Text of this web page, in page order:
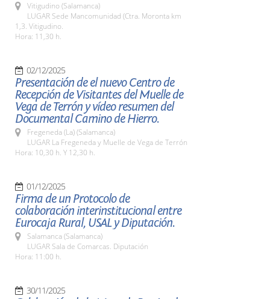
Vitigudino (Salamanca)
LUGAR Sede Mancomunidad (Ctra. Moronta km
1,3. Vitigudino.
Hora: 11,30 h.
02/12/2025
Presentación de el nuevo Centro de
Recepción de Visitantes del Muelle de
Vega de Terrón y vídeo resumen del
Documental Camino de Hierro.
Fregeneda (La) (Salamanca)
LUGAR La Fregeneda y Muelle de Vega de Terrón
Hora: 10,30 h. Y 12,30 h.
01/12/2025
Firma de un Protocolo de
colaboración interinstitucional entre
Eurocaja Rural, USAL y Diputación.
Salamanca (Salamanca)
LUGAR Sala de Comarcas. Diputación
Hora: 11:00 h.
30/11/2025